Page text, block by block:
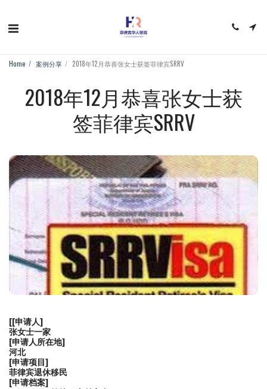
Home 案例分享 2018年12月恭喜张女士获签菲律宾SRRV
2018年12月恭喜张女士获
签菲律宾SRRV
[[申请人]
张女士一家
[申请人所在地]
河北
[申请项目]
菲律宾退休移民
[申请档案]